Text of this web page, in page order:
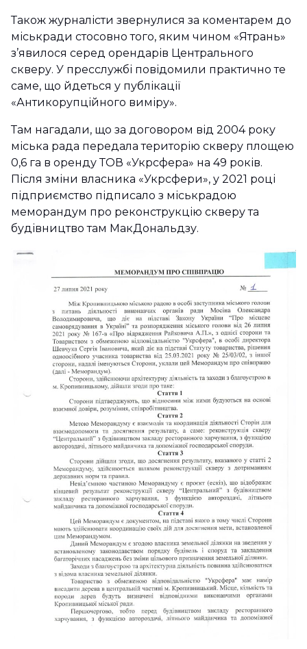
Також журналісти звернулися за коментарем до
міськради стосовно того, яким чином «Ятрань»
з’явилося серед орендарів Центрального
скверу. У пресслужбі повідомили практично те
саме, що йдеться у публікації
«Антикорупційного виміру».
Там нагадали, що за договором від 2004 року
міська рада передала територію скверу площею
0,6 га в оренду ТОВ «Укрсфера» на 49 років.
Після зміни власника «Укрсфери», у 2021 році
підприємство підписало з міськрадою
меморандум про реконструкцію скверу та
будівництво там МакДональдзу.